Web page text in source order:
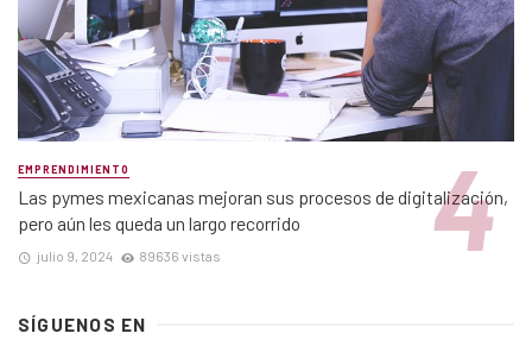
EMPRENDIMIENTO
Las pymes mexicanas mejoran sus procesos de digitalización,
pero aún les queda un largo recorrido
julio 9, 2024 89636 vistas
SÍGUENOS EN